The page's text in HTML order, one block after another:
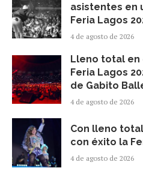
asistentes en
Feria Lagos
4 de agosto de 2026
Lleno total en
Feria Lagos
de Gabito
4 de agosto de 2026
Con lleno
con éxito la
4 de agosto de 2026